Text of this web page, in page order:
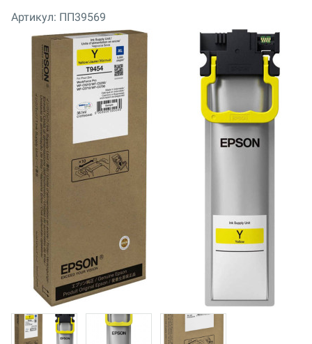
Артикул: ПП39569